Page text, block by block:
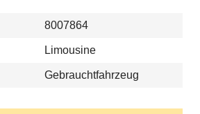
8007864
Limousine
Gebrauchtfahrzeug